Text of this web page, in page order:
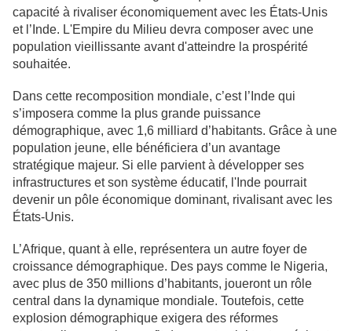
capacité à rivaliser économiquement avec les États-Unis
et l’Inde. L'Empire du Milieu devra composer avec une
population vieillissante avant d'atteindre la prospérité
souhaitée.
Dans cette recomposition mondiale, c’est l’Inde qui
s’imposera comme la plus grande puissance
démographique, avec 1,6 milliard d’habitants. Grâce à une
population jeune, elle bénéficiera d’un avantage
stratégique majeur. Si elle parvient à développer ses
infrastructures et son système éducatif, l'Inde pourrait
devenir un pôle économique dominant, rivalisant avec les
États-Unis.
L’Afrique, quant à elle, représentera un autre foyer de
croissance démographique. Des pays comme le Nigeria,
avec plus de 350 millions d’habitants, joueront un rôle
central dans la dynamique mondiale. Toutefois, cette
explosion démographique exigera des réformes